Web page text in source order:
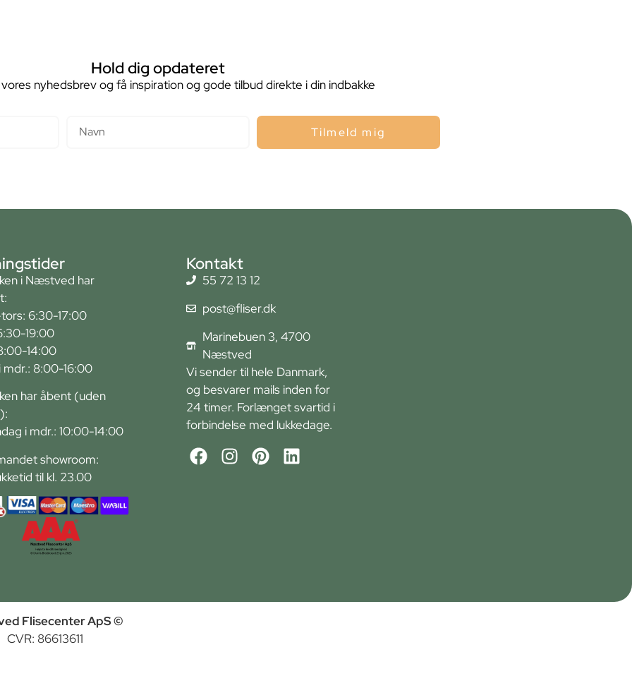
Hold dig opdateret
nyhedsbrev og få inspiration og gode tilbud direkte i din indbakke
Tilmeld mig
i Næstved har
6:30-17:00
19:00
14:00
mdr.: 8:00-16:00
har åbent (uden
i mdr.: 10:00-14:00
showroom:
til kl. 23.00
Kontakt
55 72 13 12
post@fliser.dk
Marinebuen 3, 4700
Næstved
Vi sender til hele Danmark,
og besvarer mails inden for
24 timer. Forlænget svartid i
forbindelse med lukkedage.
Flisecenter ApS ©
CVR: 86613611